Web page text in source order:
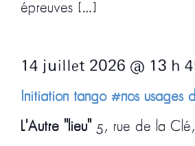
épreuves […]
14 juillet 2026 @ 13 h
Initiation tango #nos usages
L'Autre "lieu" 5, rue de la